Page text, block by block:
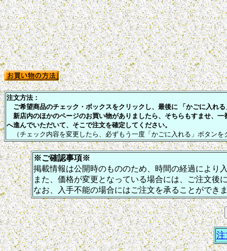
注文方法：
ご希望商品のチェック・ボックスをクリックし、最後に 「かごに入れ
新店内のほかのページのお買い物がありましたら、そちらもすませ、一
へ進んでいただいて、そこで注文を確定してください。
（チェック内容を変更したら、必ずもう一度「かごに入れる」ボタン
※ご確認事項※
掲載情報は公開時のもののため、時間の経過により
また、価格が変更となっている場合には、ご注文後
なお、入手不能の場合にはご注文を承ることができ